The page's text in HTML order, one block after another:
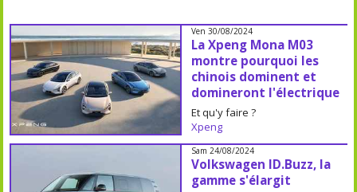
Ven 30/08/2024
La Xpeng Mona M03
montre pourquoi les
chinois dominent et
domineront l'électrique
Et qu'y faire ?
Xpeng
Sam 24/08/2024
Volkswagen ID.Buzz, la
gamme s'élargit